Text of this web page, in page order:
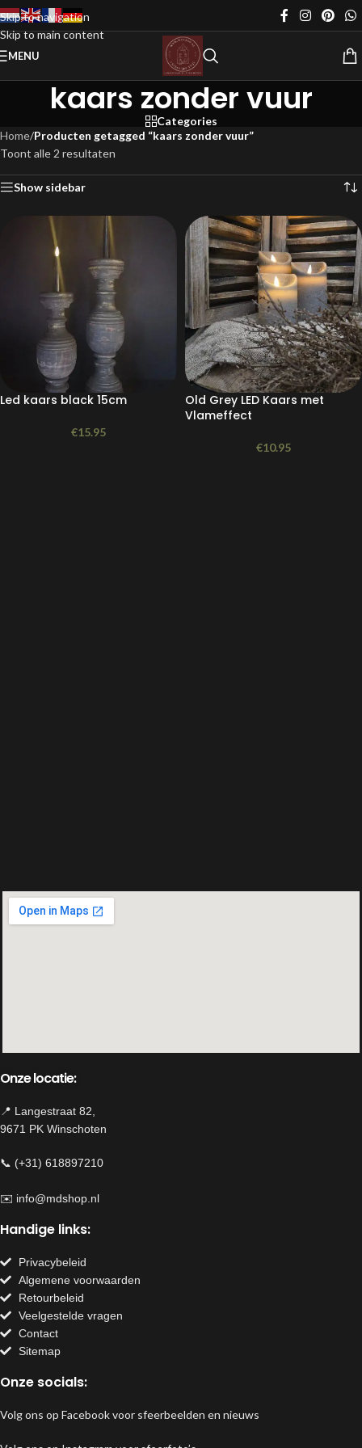
Skip to navigation
Skip to main content
MENU
kaars zonder vuur
Categories
Home/Producten getagged “kaars zonder vuur”
Toont alle 2 resultaten
Show sidebar
Led kaars black 15cm
€15.95
Old Grey LED Kaars met
Vlameffect
€10.95
Onze locatie:
📍 Langestraat 82,
9671 PK Winschoten
📞 (+31) 618897210
✉️ info@mdshop.nl
Handige links:
Privacybeleid
Algemene voorwaarden
Retourbeleid
Veelgestelde vragen
Contact
Sitemap
Onze socials:
Volg ons op Facebook voor sfeerbeelden en nieuws